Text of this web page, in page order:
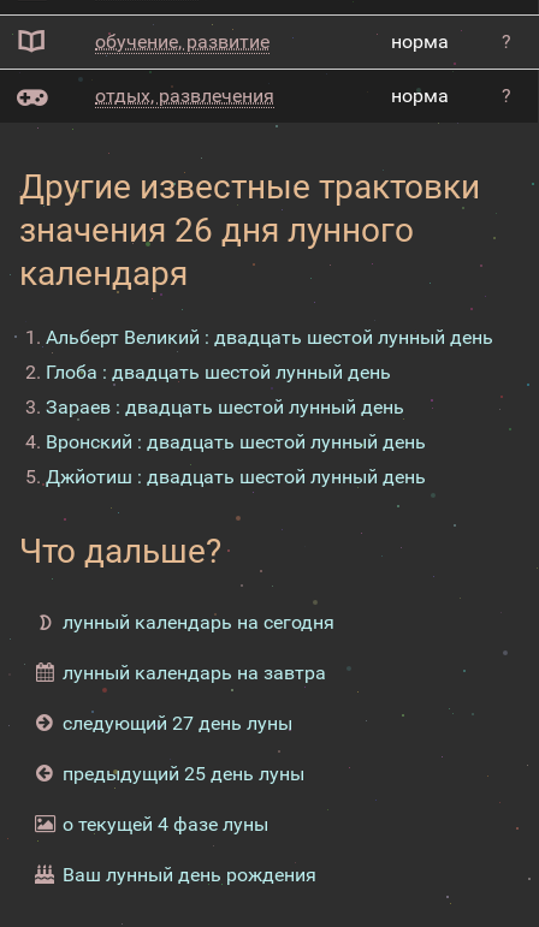
обучение, развитие норма ?
отдых, развлечения норма ?
Другие известные трактовки
значения 26 дня лунного
календаря
Альберт Великий : двадцать шестой лунный день
Глоба : двадцать шестой лунный день
Зараев : двадцать шестой лунный день
Вронский : двадцать шестой лунный день
Джйотиш : двадцать шестой лунный день
Что дальше?
лунный календарь на сегодня
лунный календарь на завтра
следующий 27 день луны
предыдущий 25 день луны
о текущей 4 фазе луны
Ваш лунный день рождения